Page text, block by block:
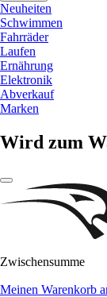
Neuheiten
Schwimmen
Fahrräder
Laufen
Ernährung
Elektronik
Abverkauf
Marken
Wird zum
Zwischensumme
Meinen Warenkorb